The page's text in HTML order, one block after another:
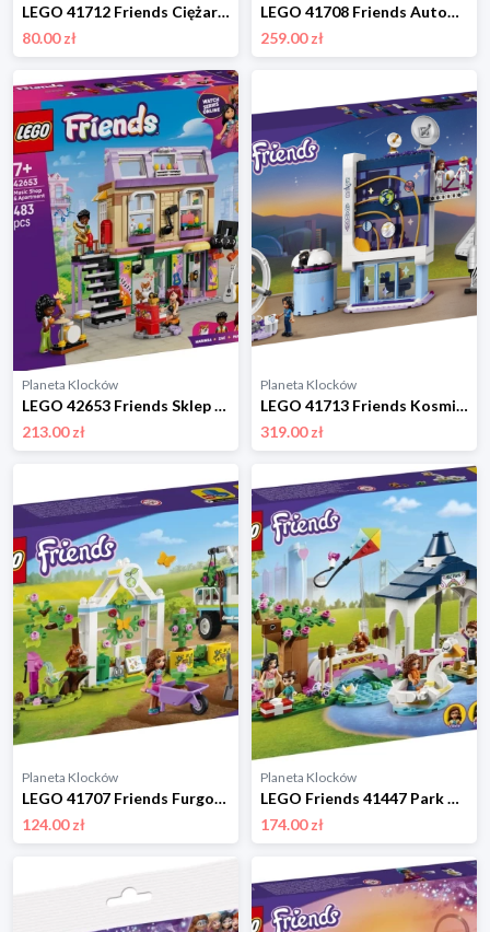
LEGO 41712 Friends Ciężarówka recyklingowa Lego
80.00 zł
LEGO 41708 Friends Automat w dyskotece Lego
259.00 zł
Planeta Klocków
LEGO 42653 Friends Sklep muzyczny i mieszkanie Lego
213.00 zł
Planeta Klocków
LEGO 41713 Friends Kosmiczna akademia Olivii Lego
319.00 zł
Planeta Klocków
LEGO 41707 Friends Furgonetka do sadzenia drzew Lego
124.00 zł
Planeta Klocków
LEGO Friends 41447 Park w Heartlake City Lego
174.00 zł